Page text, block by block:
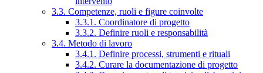
3.3. Competenze, ruoli e figure coinvolte
3.3.1. Coordinatore di progetto
3.3.2. Definire ruoli e responsabilità
3.4. Metodo di lavoro
3.4.1. Definire processi, strumenti e rituali
3.4.2. Curare la documentazione di progetto